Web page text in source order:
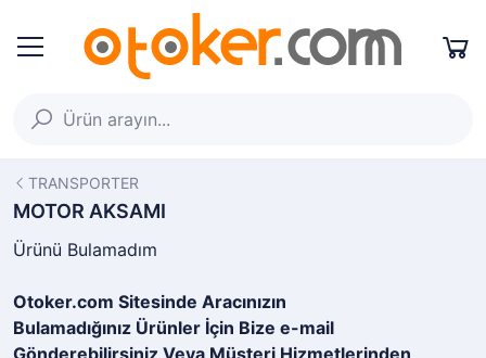
TRANSPORTER
MOTOR AKSAMI
Ürünü Bulamadım
Otoker.com Sitesinde Aracınızın
Bulamadığınız Ürünler İçin Bize e-mail
Gönderebilirsiniz Veya Müşteri Hizmetlerinden